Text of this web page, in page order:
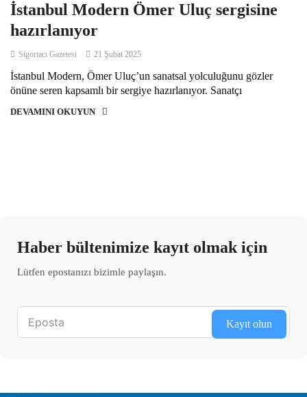
İstanbul Modern Ömer Uluç sergisine
hazırlanıyor
Sigortacı Gazetesi 21 Şubat 2025
İstanbul Modern, Ömer Uluç’un sanatsal yolculuğunu gözler
önüne seren kapsamlı bir sergiye hazırlanıyor. Sanatçı
DEVAMINI OKUYUN
Haber bültenimize kayıt olmak için
Lütfen epostanızı bizimle paylaşın.
Kayıt olun